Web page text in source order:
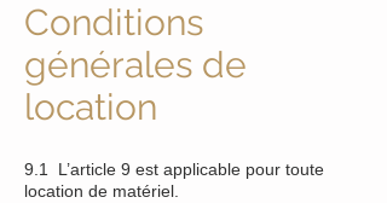
Conditions
générales de
location
9.1 L’article 9 est applicable pour toute
location de matériel.